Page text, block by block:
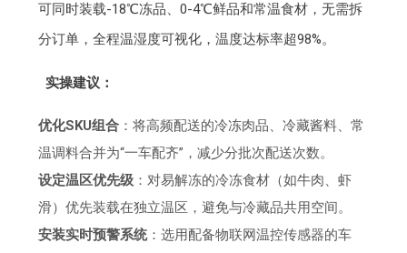
可同时装载-18℃冻品、0-4℃鲜品和常温食材，无需拆
分订单，全程温湿度可视化，温度达标率超98%。
实操建议：
优化SKU组合 ：将高频配送的冷冻肉品、冷藏酱料、常
温调料合并为“一车配齐”，减少分批次配送次数。
设定温区优先级 ：对易解冻的冷冻食材（如牛肉、虾
滑）优先装载在独立温区，避免与冷藏品共用空间。
安装实时预警系统：选用配备物联网温控传感器的车